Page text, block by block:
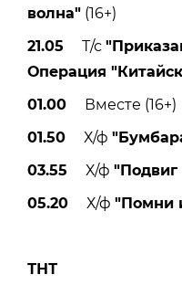
волна" (16+)
21.05 Т/с
Операция
01.00 Вместе (16+)
01.50 Х/ф
03.55 Х/ф "Подвиг
05.20 Х/ф "Помни
ТНТ